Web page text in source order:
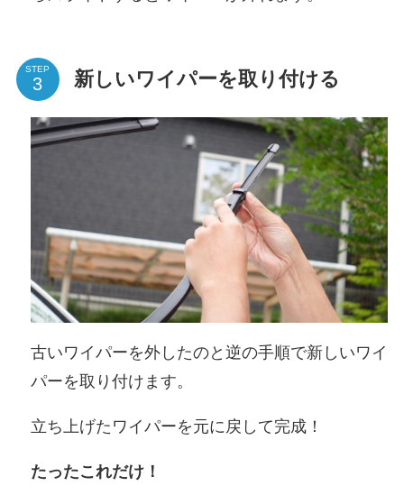
STEP 新しいワイパーを取り付ける
古いワイパーを外したのと逆の手順で新しいワイ
パーを取り付けます。
立ち上げたワイパーを元に戻して完成！
たったこれだけ！